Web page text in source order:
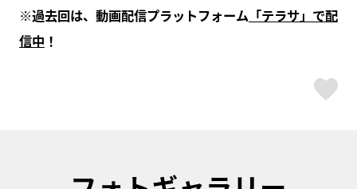
※過去回は、動画配信プラットフォーム「テラサ」で配
信中 ！